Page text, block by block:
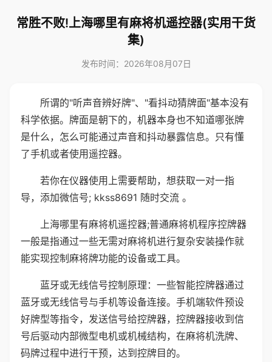
常胜不败!上海哪里有麻将机遥控器(实用干货
集)
发布时间：2026年08月07日
所谓的"听声音辨好牌"、"看抖动猜牌面"基本没有
科学依据。牌面是朝下的，机器本身也不知道哪张牌
是什么，怎么可能通过声音和抖动暴露信息。只有懂
了手机或者使用遥控器。
若你在仪器使用上需要帮助，想获取一对一指
导，添加微信号; kkss8691 随时交流 。
上海哪里有麻将机遥控器;普通麻将机程序控牌器
一般是指通过一些无需对麻将机进行复杂安装操作就
能实现控制麻将牌功能的设备或工具。
蓝牙或无线信号控制原理：一些智能控牌器通过
蓝牙或无线信号与手机等设备连接。手机端软件预设
好牌型等指令，发送信号给控牌器，控牌器接收到信
号后驱动内部微型电机或机械结构，在麻将机洗牌、
码牌过程中进行干预，达到控牌目的。